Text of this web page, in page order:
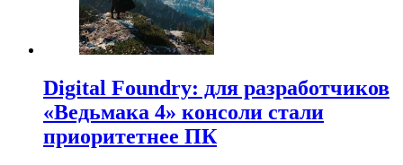
Digital Foundry: для разработчиков
«Ведьмака 4» консоли стали
приоритетнее ПК